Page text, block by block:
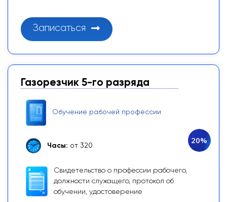
Записаться
Газорезчик 5-го разряда
Обучение рабочей профессии
Часы: от 320
Свидетельство о профессии рабочего,
должности служащего, протокол об
обучении, удостоверение
20%